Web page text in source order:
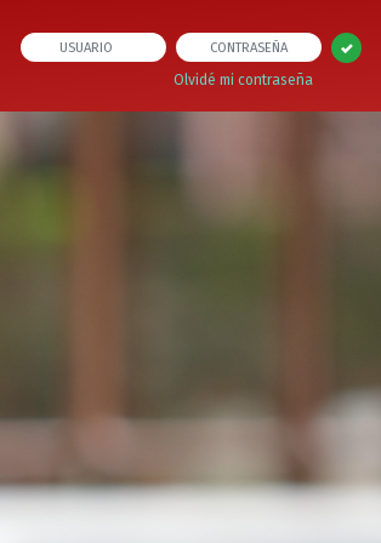
Olvidé mi contraseña